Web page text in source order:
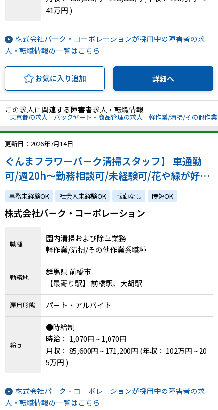
41万円 )
株式会社パーク・コーポレーションが採用中の障害者の求
人・転職情報の一覧はこちら
お気に入り追加 詳細へ
この求人に関連する障害者求人・転職情報
東京都の求人 バックヤード・商品管理の求人 軽作業/清掃/その他作
更新日：2026年7月14日
ぐんまフラワーパーク清掃スタッフ】 車通勤
可/週20h～勤務相談可/未経験可/花や緑が好き
な方歓迎！
事務未経験OK 社会人未経験OK 転勤なし 時短OK
株式会社パーク・コーポレーション
職種
園内清掃および除草業務
軽作業/清掃/その他作業系職種
勤務地
群馬県 前橋市
【最寄り駅】 前橋駅、大胡駅
雇用形態 パート・アルバイト
給与
●時給制
時給： 1,070円 ~ 1,070円
月収： 85,600円 ~ 171,200円 (年収： 102万円 ~ 20
5万円 )
株式会社パーク・コーポレーションが採用中の障害者の求
人・転職情報の一覧はこちら